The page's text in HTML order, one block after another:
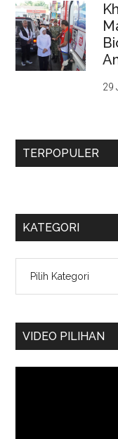
29
TERPOPULER
KATEGORI
VIDEO PILIHAN